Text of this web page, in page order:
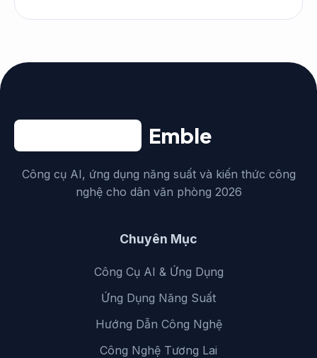
Emble
Công cụ AI, ứng dụng năng suất và kiến thức công
nghệ cho dân văn phòng 2026
Chuyên Mục
Công Cụ AI & Ứng Dụng
Ứng Dụng Năng Suất
Hướng Dẫn Công Nghệ
Công Nghệ Tương Lai